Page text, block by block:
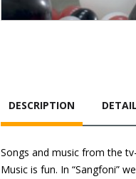
DESCRIPTION
Songs and music from the
Music is fun. In “Sangfoni”